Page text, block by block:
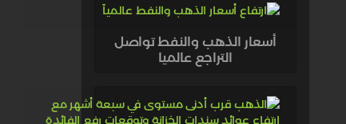
أسعار الذهب والنفط تواصل
التراجع عالميا